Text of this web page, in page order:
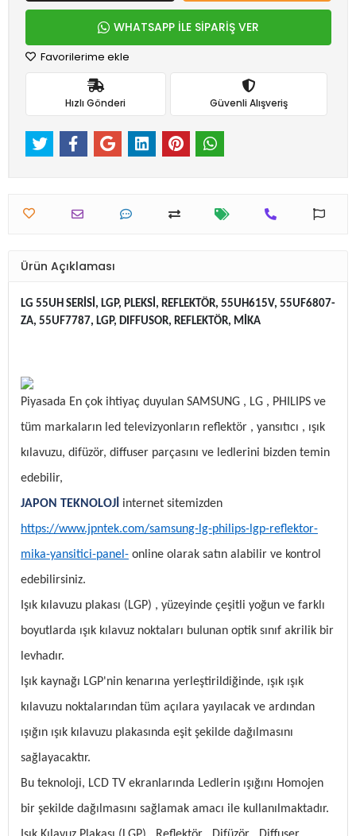
WHATSAPP İLE SİPARİŞ VER
Favorilerime ekle
Hızlı Gönderi Güvenli Alışveriş
Ürün Açıklaması
LG 55UH SERİSİ, LGP, PLEKSİ, REFLEKTÖR, 55UH615V, 55UF6807-
ZA, 55UF7787, LGP, DIFFUSOR, REFLEKTÖR, MİKA
Piyasada En çok ihtiyaç duyulan SAMSUNG , LG , PHILIPS ve
tüm markaların led televizyonların reflektör , yansıtıcı , ışık
kılavuzu, difüzör, diffuser parçasını ve ledlerini bizden temin
edebilir,
JAPON TEKNOLOJİ internet sitemizden
https://www.jpntek.com/samsung-lg-philips-lgp-reflektor-
mika-yansitici-panel- online olarak satın alabilir ve kontrol
edebilirsiniz.
Işık kılavuzu plakası (LGP) , yüzeyinde çeşitli yoğun ve farklı
boyutlarda ışık kılavuz noktaları bulunan optik sınıf akrilik bir
levhadır.
Işık kaynağı LGP'nin kenarına yerleştirildiğinde, ışık ışık
kılavuzu noktalarından tüm açılara yayılacak ve ardından
ışığın ışık kılavuzu plakasında eşit şekilde dağılmasını
sağlayacaktır.
Bu teknoloji, LCD TV ekranlarında Ledlerin ışığını Homojen
bir şekilde dağılmasını sağlamak amacı ile kullanılmaktadır.